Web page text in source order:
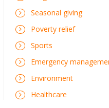
Seasonal giving
Poverty relief
Sports
Emergency
Environment
Healthcare